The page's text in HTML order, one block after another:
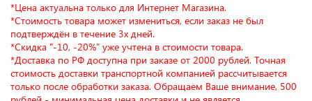
*Цена актуальна только для Интернет Магазина.
*Стоимость товара может измениться, если заказ не был
подтверждён в течение 3х дней.
*Скидка "-10, -20%" уже учтена в стоимости товара.
*Доставка по РФ доступна при заказе от 2000 рублей. Точная
стоимость доставки транспортной компанией рассчитывается
только после обработки заказа. Обращаем Ваше внимание, 500